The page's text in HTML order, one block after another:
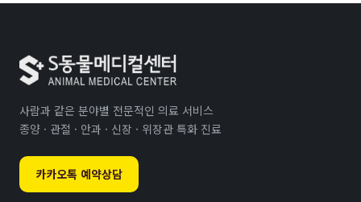
사람과 같은 분야별 전문적인 의료 서비스
종양 · 관절 · 안과 · 신장 · 위장관 특화 진료
카카오톡 예약상담